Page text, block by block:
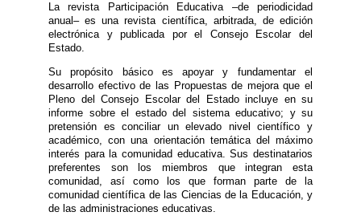
La revista Participación Educativa –de periodicidad
anual– es una revista científica, arbitrada, de edición
electrónica y publicada por el Consejo Escolar del
Estado.
Su propósito básico es apoyar y fundamentar el
desarrollo efectivo de las Propuestas de mejora que el
Pleno del Consejo Escolar del Estado incluye en su
informe sobre el estado del sistema educativo; y su
pretensión es conciliar un elevado nivel científico y
académico, con una orientación temática del máximo
interés para la comunidad educativa. Sus destinatarios
preferentes son los miembros que integran esta
comunidad, así como los que forman parte de la
comunidad científica de las Ciencias de la Educación, y
de las administraciones educativas.